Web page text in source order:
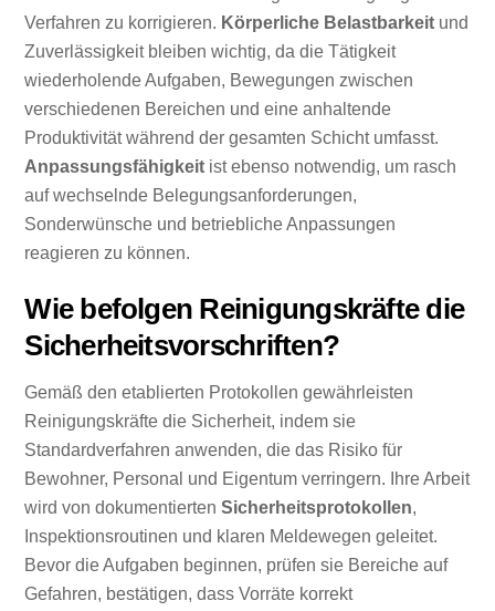
Verfahren zu korrigieren. Körperliche Belastbarkeit und
Zuverlässigkeit bleiben wichtig, da die Tätigkeit
wiederholende Aufgaben, Bewegungen zwischen
verschiedenen Bereichen und eine anhaltende
Produktivität während der gesamten Schicht umfasst.
Anpassungsfähigkeit ist ebenso notwendig, um rasch
auf wechselnde Belegungsanforderungen,
Sonderwünsche und betriebliche Anpassungen
reagieren zu können.
Wie befolgen Reinigungskräfte die
Sicherheitsvorschriften?
Gemäß den etablierten Protokollen gewährleisten
Reinigungskräfte die Sicherheit, indem sie
Standardverfahren anwenden, die das Risiko für
Bewohner, Personal und Eigentum verringern. Ihre Arbeit
wird von dokumentiertenSicherheitsprotokollen,
Inspektionsroutinen und klaren Meldewegen geleitet.
Bevor die Aufgaben beginnen, prüfen sie Bereiche auf
Gefahren, bestätigen, dass Vorräte korrekt